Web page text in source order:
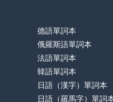
德語單詞本
俄羅斯語單詞本
法語單詞本
韓語單詞本
日語（漢字）單詞本
日語（羅馬字）單詞